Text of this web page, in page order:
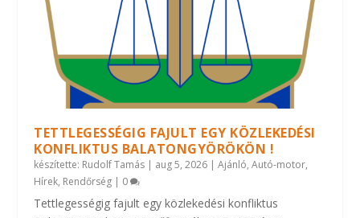
TETTLEGESSÉGIG FAJULT EGY KÖZLEKEDÉSI
KONFLIKTUS BALATONGYÖRÖKÖN !
készítette: Rudolf Tamás | aug 5, 2026 |Ajánló,Autó-motor,
Hírek, Rendőrség | 0
Tettlegességig fajult egy közlekedési konfliktus